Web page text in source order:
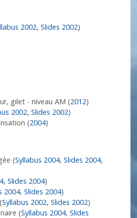
2002,Slides 2002)
gilet - niveau AM (2012)
2002,Slides 2002)
(2004)
(Syllabus 2004,Slides 2004,
,Slides 2004)
2004,Slides 2004)
Syllabus 2002,Slides 2002)
(Syllabus 2004,Slides